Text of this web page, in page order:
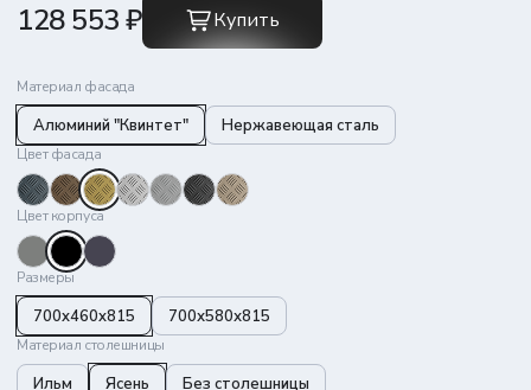
128 553 ₽
Купить
Материал фасада
Алюминий "Квинтет" Нержавеющая сталь
Цвет фасада
Цвет корпуса
Размеры
700x460x815 700х580х815
Материал столешницы
Ильм Ясень Без столешницы